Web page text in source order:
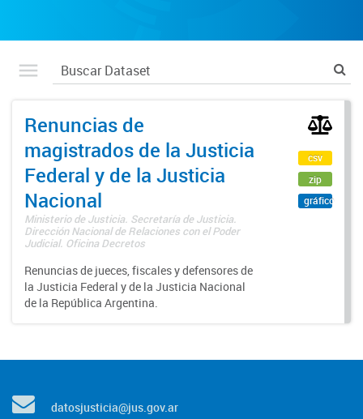
Renuncias de
magistrados de la Justicia
Federal y de la Justicia
Nacional
Ministerio de Justicia. Secretaría de Justicia.
Dirección Nacional de Relaciones con el Poder
Judicial. Oficina Decretos
Renuncias de jueces, fiscales y defensores de
la Justicia Federal y de la Justicia Nacional
de la República Argentina.
csv
zip
gráfico
datosjusticia@jus.gov.ar